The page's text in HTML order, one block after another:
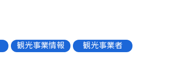
観光事業情報 観光事業者